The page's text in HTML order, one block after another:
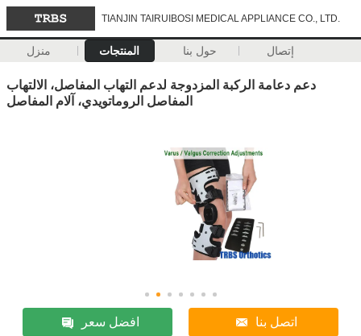
TIANJIN TAIRUIBOSI MEDICAL APPLIANCE CO., LTD.
منزل المنتجات حول بنا إتصال
دعم دعامة الركبة المزدوجة لدعم التهاب المفاصل، الالتهاب
المفاصل الروماتويدي، آلام المفاصل
افضل سعر اتصل بنا